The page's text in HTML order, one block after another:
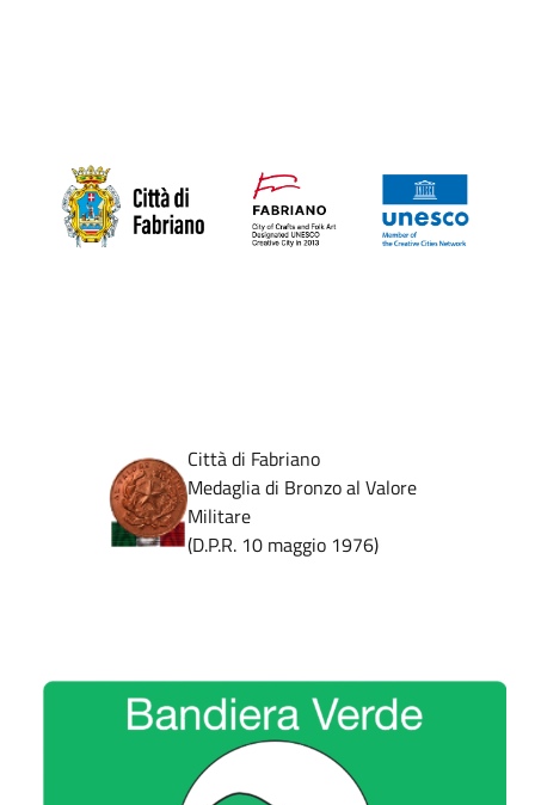
Città di Fabriano
Medaglia di Bronzo al Valore
Militare
(D.P.R. 10 maggio 1976)